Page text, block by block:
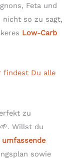
Feta und
nicht so zu sagt,
Low-Carb
findest Du alle
zu
Willst du
sowie